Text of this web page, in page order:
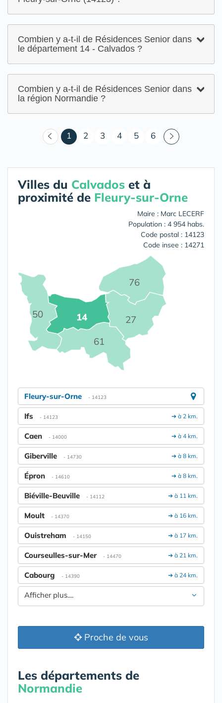
Combien y a-t-il de Résidences Senior dans
le département 14 - Calvados ?
Combien y a-t-il de Résidences Senior dans
la région Normandie ?
1 (courant)
2 3 4 5 6
Villes du Calvados et à
proximité de Fleury-sur-Orne
Maire : Marc LECERF
Population : 4 954 habs.
Code postal : 14123
Code insee : 14271
14 27
50
61
76
Fleury-sur-Orne - 14123
➔ à 2 km.
Ifs - 14123
➔ à 4 km.
Caen - 14000
➔ à 8 km.
Giberville - 14730
➔ à 8 km.
Épron - 14610
➔ à 11 km.
Biéville-Beuville - 14112
➔ à 16 km.
Moult - 14370
➔ à 17 km.
Ouistreham - 14150
➔ à 21 km.
Courseulles-sur-Mer - 14470
➔ à 24 km.
Cabourg - 14390
Afficher plus....
Proche de vous
Les départements de
Normandie